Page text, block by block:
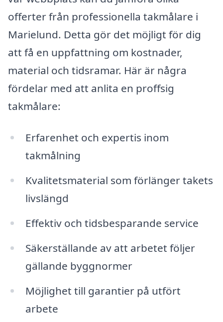
offerter från professionella takmålare i
Marielund. Detta gör det möjligt för dig
att få en uppfattning om kostnader,
material och tidsramar. Här är några
fördelar med att anlita en proffsig
takmålare:
Erfarenhet och expertis inom
takmålning
Kvalitetsmaterial som förlänger takets
livslängd
Effektiv och tidsbesparande service
Säkerställande av att arbetet följer
gällande byggnormer
Möjlighet till garantier på utfört
arbete